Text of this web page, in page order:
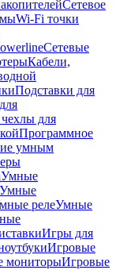
Сетевое
Wi-Fi точки
Сетевые
Кабели,
Подставки для
для
Программное
умным
Умные
Умные
релеУмные
Игры для
Игровые
мониторыИгровые